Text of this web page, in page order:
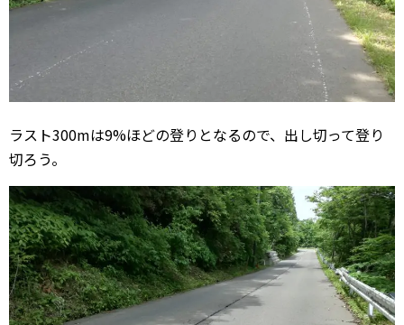
ラスト300mは9%ほどの登りとなるので、出し切って登り
切ろう。